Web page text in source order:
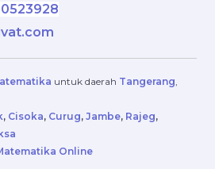
untuk daerah Tangerang,
, Cisoka, Curug, Jambe, Rajeg,
Online